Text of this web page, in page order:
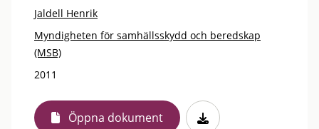
Jaldell Henrik
Myndigheten för samhällsskydd och beredskap
(MSB)
2011
Öppna dokument